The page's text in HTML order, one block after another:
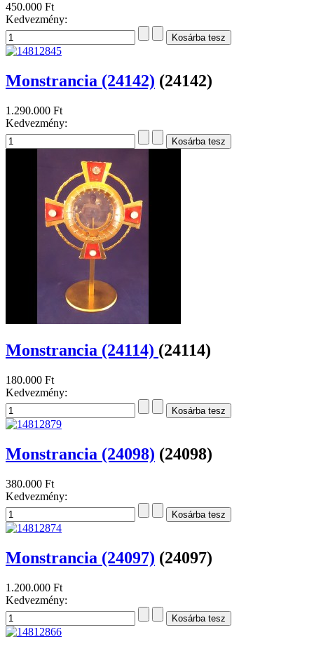
450.000 Ft
Kedvezmény:
Monstrancia (24142) (24142)
1.290.000 Ft
Kedvezmény:
Monstrancia (24114) (24114)
180.000 Ft
Kedvezmény:
Monstrancia (24098) (24098)
380.000 Ft
Kedvezmény:
Monstrancia (24097) (24097)
1.200.000 Ft
Kedvezmény: